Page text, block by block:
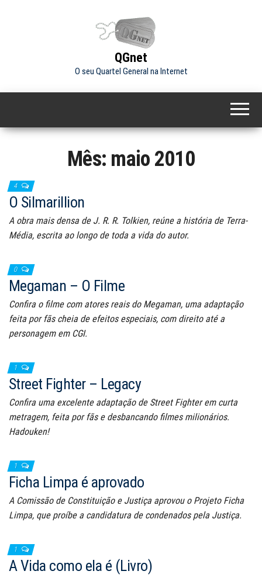
QGnet
O seu Quartel General na Internet
Mês: maio 2010
4
O Silmarillion
A obra mais densa de J. R. R. Tolkien, reúne a história de Terra-
Média, escrita ao longo de toda a vida do autor.
0
Megaman – O Filme
Confira o filme com atores reais do Megaman, uma adaptação
feita por fãs cheia de efeitos especiais, com direito até a
personagem em CGI.
1
Street Fighter – Legacy
Confira uma excelente adaptação de Street Fighter em curta
metragem, feita por fãs e desbancando filmes milionários.
Hadouken!
1
Ficha Limpa é aprovado
A Comissão de Constituição e Justiça aprovou o Projeto Ficha
Limpa, que proíbe a candidatura de condenados pela Justiça.
1
A Vida como ela é (Livro)